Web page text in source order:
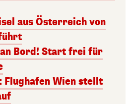
aus Österreich von
Bord! Start frei für
Wien stellt